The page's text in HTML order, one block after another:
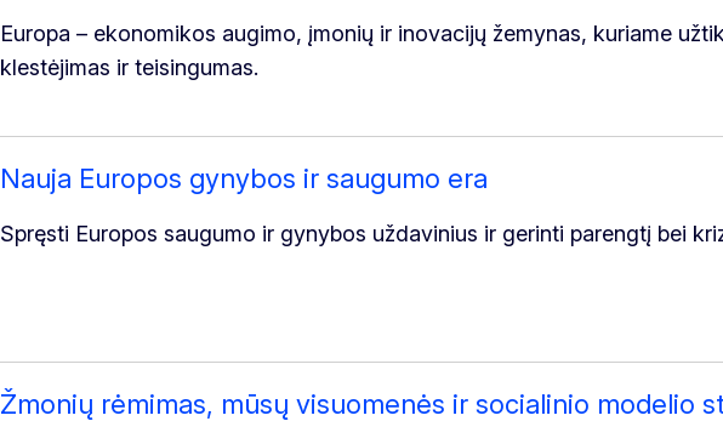
Europa – ekonomikos augimo, įmonių ir inovacijų žemynas, kuriame
klestėjimas ir teisingumas.
Nauja Europos gynybos ir saugumo era
Spręsti Europos saugumo ir gynybos uždavinius ir gerinti parengtį bei
Žmonių rėmimas, mūsų visuomenės ir socialinio modelio